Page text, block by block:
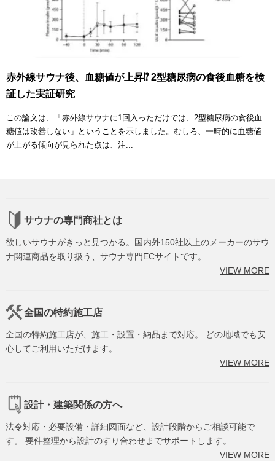
赤外線サウナ後、血糖値が上昇⁉ 2型糖尿病の食後血糖を検
証した実証研究
この論文は、「赤外線サウナに1回入っただけでは、2型糖尿病の食後血
糖値は改善しない」ということを示しました。むしろ、一時的に血糖値
が上がる傾向が見られた点は、注...
サウナの専門商社とは
欲しいサウナがきっと見つかる。国内外150社以上のメーカーのサウ
ナ関連商品を取り扱う、サウナ専門ECサイトです。
VIEW MORE
全国の特約施工店
全国の特約施工店が、施工・設置・納品まで対応。 どの地域でも安
心してご利用いただけます。
VIEW MORE
設計・建築関係の方へ
法令対応・必要設備・詳細図面など、設計段階からご相談可能で
す。 要件整理から設計のすり合わせまでサポートします。
VIEW MORE